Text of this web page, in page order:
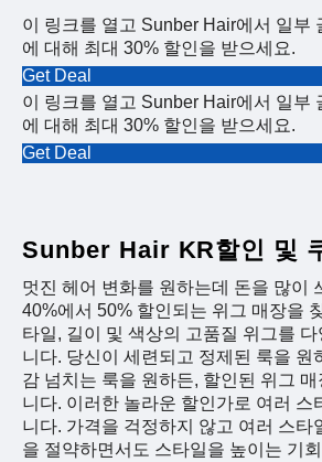
이 링크를 열고 Sunber Hair에서 일부
에 대해 최대 30% 할인을 받으세요.
Get Deal
이 링크를 열고 Sunber Hair에서 일부
에 대해 최대 30% 할인을 받으세요.
Get Deal
Sunber Hair KR할인 및
멋진 헤어 변화를 원하는데 돈을 많이
40%에서 50% 할인되는 위그 매장을
타일, 길이 및 색상의 고품질 위그를
니다. 당신이 세련되고 정제된 룩을 원
감 넘치는 룩을 원하든, 할인된 위그
니다. 이러한 놀라운 할인가로 여러 스
니다. 가격을 걱정하지 않고 여러 스타
을 절약하면서도 스타일을 높이는 기